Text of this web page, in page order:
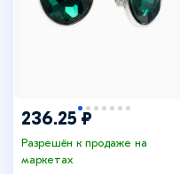
236.25 ₽
Разрешён к продаже на
маркетах